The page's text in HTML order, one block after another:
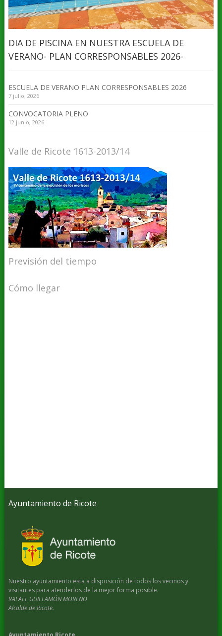
DIA DE PISCINA EN NUESTRA ESCUELA DE
VERANO- PLAN CORRESPONSABLES 2026-
ESCUELA DE VERANO PLAN CORRESPONSABLES 2026
7 julio, 2026
CONVOCATORIA PLENO
12 junio, 2026
Valle de Ricote 1613-2013/14
Previsión del tiempo
Cómo llegar
Ayuntamiento de Ricote
Nuestro ayuntamiento esta a disposición de todos los vecinos y
visitantes para atenderlos de la mejor forma posible.
RAFAEL GUILLAMÓN MORENO
Alcalde de Ricote.